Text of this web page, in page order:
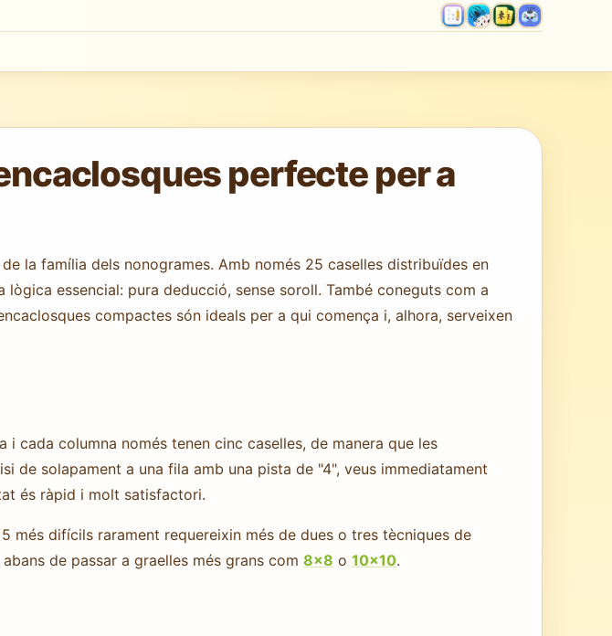
perfecte per a
la família dels nonogrames. Amb només 25 caselles distribuïdes en
essencial: pura deducció, sense soroll. També coneguts com a
compactes són ideals per a qui comença i, alhora, serveixen
cada columna només tenen cinc caselles, de manera que les
de solapament a una fila amb una pista de "4", veus immediatament
és ràpid i molt satisfactori.
difícils rarament requereixin més de dues o tres tècniques de
de passar a graelles més grans com 8×8 o 10×10.